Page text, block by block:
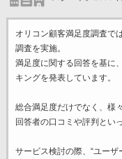
オリコン顧客満足度調査で
調査を実施。
満足度に関する回答を基に
キングを発表しています。
総合満足度だけでなく、様
回答者の口コミや評判とい
サービス検討の際、“ユーザ